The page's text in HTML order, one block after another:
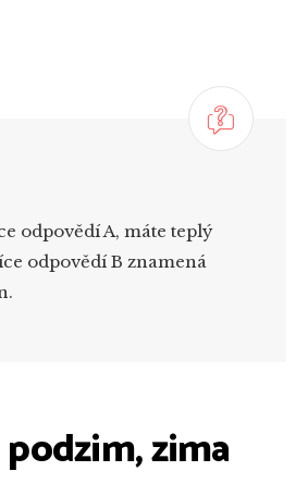
odpovědí A, máte teplý
odpovědí B znamená
zima